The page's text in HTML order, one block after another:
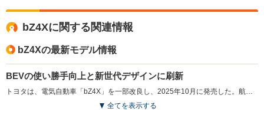
WLTCモード
燃費
排気量
-
-
FF、4WD FF、4WD
bZ4Xに関する関連情報
bZ4Xの最新モデル情報
BEVの使い勝手向上と新世代デザインに刷新
トヨタは、電気自動車「bZ4X」を一部改良し、2025年10月に発売した。航続距離は最大746kmに延長され、急速充電時間は最短約28分に短縮。寒冷地での利便性を向上させるバッテリープレコンディショニング機能を搭載した。また、新たにトヨタ純正の「6kW普通充電器」がオプションで設定されている。走行性能では、eAxleを小型化し出力を向上させ、0-100km/h加速を5.1秒を実現した他、車両各部をリファインしている。フロントデザインをトヨタの新世代デザインモチーフであるハンマーヘッドデザインへ刷新。最新のコネクティッドナビ対応の14インチディスプレイオーディオを搭載。新色の外板色も加わり、内装デザインがシンプルで開放感のある形状に変更された。新充電サービス「TEEMO」も同時にスタートし、bZ4Xの購入者には特典が用意されている。（2025.10）
全てを表示する